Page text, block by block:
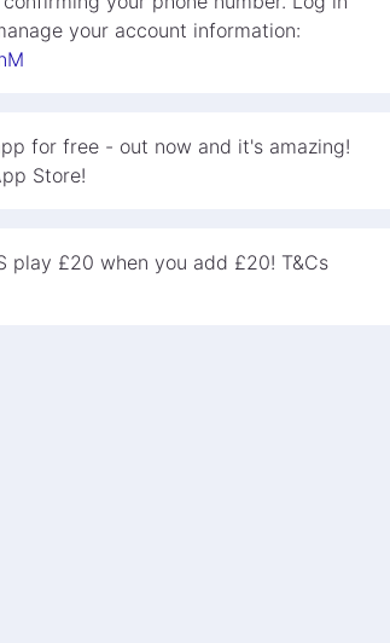
your account information:
for free - out now and it's amazing!
Store!
play £20 when you add £20! T&Cs